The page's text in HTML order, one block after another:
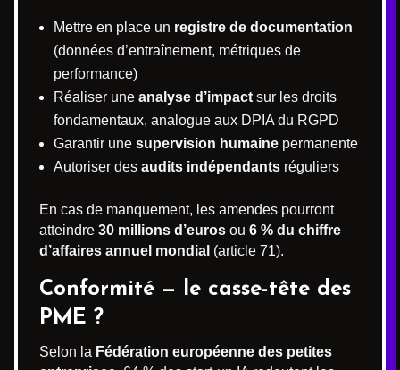
Mettre en place un registre de documentation
(données d’entraînement, métriques de
performance)
Réaliser une analyse d’impact sur les droits
fondamentaux, analogue aux DPIA du RGPD
Garantir une supervision humaine permanente
Autoriser des audits indépendants réguliers
En cas de manquement, les amendes pourront
atteindre 30 millions d’euros ou 6 % du chiffre
d’affaires annuel mondial (article 71).
Conformité — le casse-tête des
PME ?
Selon la Fédération européenne des petites